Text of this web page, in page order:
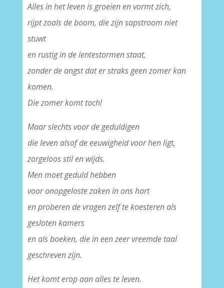
Alles in het leven is groeien en vormt zich,
rijpt zoals de boom, die zijn sapstroom niet
stuwt
en rustig in de lentestormen staat,
zonder de angst dat er straks geen zomer kan
komen.
Die zomer komt toch!
Maar slechts voor de geduldigen
die leven alsof de eeuwigheid voor hen ligt,
zorgeloos stil en wijds.
Men moet geduld hebben
voor onopgeloste zaken in ons hart
en proberen de vragen zelf te koesteren als
gesloten kamers
en als boeken, die in een zeer vreemde taal
geschreven zijn.
Het komt erop aan alles te leven.